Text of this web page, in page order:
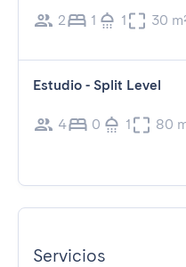
2 1 1 30
Estudio - Split Level
4 0 1 80
Servicios